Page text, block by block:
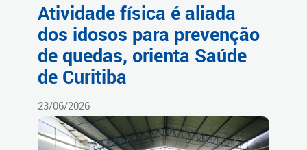
Atividade física é aliada
dos idosos para prevenção
de quedas, orienta Saúde
de Curitiba
23/06/2026